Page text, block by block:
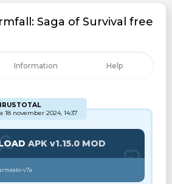
Saga of Survival free
Information Help
november 2024, 14:37
APK v1.15.0 MOD
v7a